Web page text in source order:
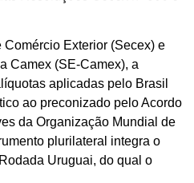
Exterior (Secex) e
Camex (SE-Camex), a
aplicadas pelo Brasil
ao preconizado pelo Acordo
da Organização Mundial de
plurilateral integra o
Uruguai, do qual o